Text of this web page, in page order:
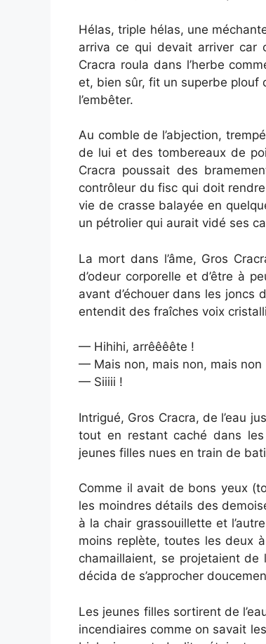
Hélas, triple hélas, une
arriva ce qui devait arriver car
Cracra roula dans l’herbe
et, bien sûr, fit un superbe plouf
l’embêter.
Au comble de l’abjection,
de lui et des tombereaux de
Cracra poussait des
contrôleur du fisc qui doit
vie de crasse balayée en
un pétrolier qui aurait vidé ses
La mort dans l’âme, Gros
d’odeur corporelle et d’être à
avant d’échouer dans les joncs
entendit des fraîches voix
— Hihihi, arrêêêête !
— Mais non, mais non, mais non
— Siiiii !
Intrigué, Gros Cracra, de l’eau
tout en restant caché dans
jeunes filles nues en train de
Comme il avait de bons yeux
les moindres détails des
à la chair grassouillette et
moins replète, toutes les deux
chamaillaient, se projetaient de
décida de s’approcher
Les jeunes filles sortirent de
incendiaires comme on savait